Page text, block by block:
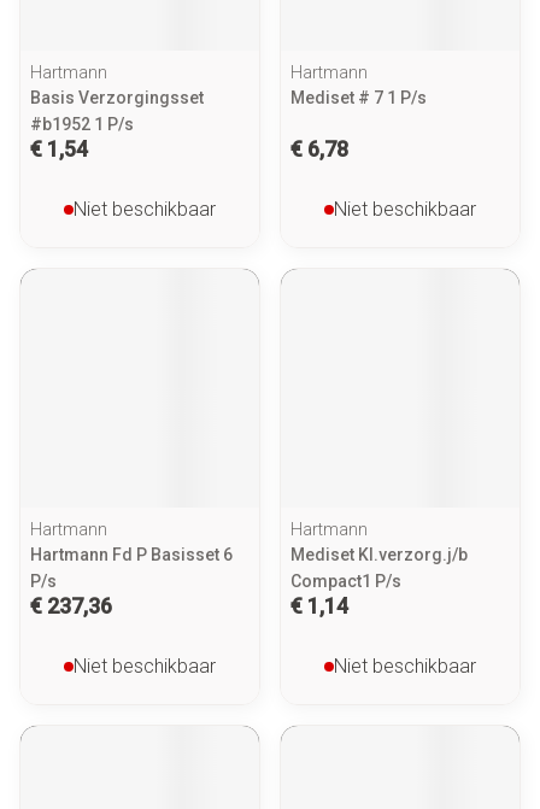
Hartmann
Basis Verzorgingsset
#b1952 1 P/s
€ 1,54
Niet beschikbaar
Hartmann
Mediset # 7 1 P/s
€ 6,78
Niet beschikbaar
Hartmann
Hartmann Fd P Basisset 6
P/s
€ 237,36
Niet beschikbaar
Hartmann
Mediset Kl.verzorg.j/b
Compact1 P/s
€ 1,14
Niet beschikbaar